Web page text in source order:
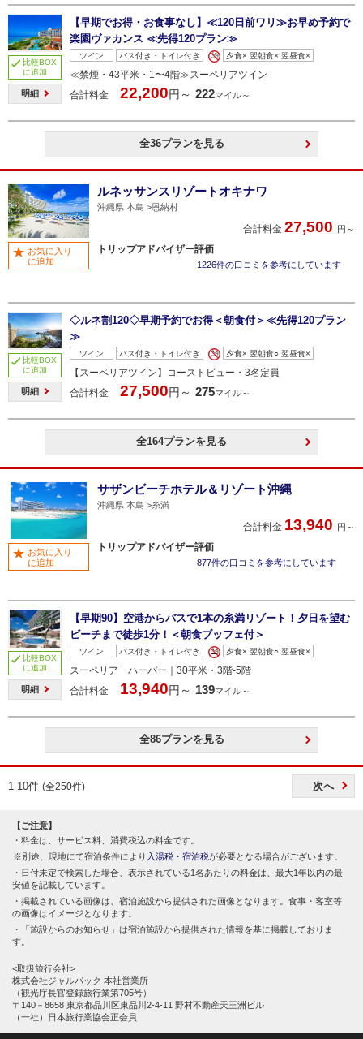
比較BOX
に追加
明細
【早期でお得・お食事なし】≪120日前ワリ≫お早め予約で
楽園ヴァカンス ≪先得120プラン≫
ツイン バス付き・トイレ付き 夕食× 翌朝食× 翌昼食×
≪禁煙・43平米・1〜4階≫スーペリアツイン
合計料金
22,200円～ 222マイル～
全36プランを見る
ルネッサンスリゾートオキナワ
沖縄県 本島 恩納村
合計料金 27,500 円～
トリップアドバイザー評価
1226件の口コミを参考にしています
お気に入り
に追加
比較BOX
に追加
明細
◇ルネ割120◇早期予約でお得＜朝食付＞≪先得120プラン
≫
ツイン バス付き・トイレ付き 夕食× 翌朝食○ 翌昼食×
【スーペリアツイン】コーストビュー・3名定員
合計料金
27,500円～ 275マイル～
全164プランを見る
サザンビーチホテル＆リゾート沖縄
沖縄県 本島 糸満
合計料金 13,940 円～
トリップアドバイザー評価
877件の口コミを参考にしています
お気に入り
に追加
比較BOX
に追加
明細
【早期90】空港からバスで1本の糸満リゾート！夕日を望む
ビーチまで徒歩1分！＜朝食ブッフェ付＞
ツイン バス付き・トイレ付き 夕食× 翌朝食○ 翌昼食×
スーペリア ハーバー｜30平米・3階-5階
合計料金
13,940円～ 139マイル～
全86プランを見る
1-10件 (全250件) 次へ
【ご注意】
料金は、サービス料、消費税込の料金です。
別途、現地にて宿泊条件により 入湯税・宿泊税が必要となる場合がございます。
日付未定で検索した場合、表示されている1名あたりの料金は、最大1年以内の最
安値を記載しています。
掲載されている画像は、宿泊施設から提供された画像となります。食事・客室等
の画像はイメージとなります。
「施設からのお知らせ」は宿泊施設から提供された情報を基に掲載しておりま
す。
<取扱旅行会社>
株式会社ジャルパック 本社営業所
（観光庁長官登録旅行業第705号）
〒140－8658 東京都品川区東品川2-4-11 野村不動産天王洲ビル
（一社）日本旅行業協会正会員